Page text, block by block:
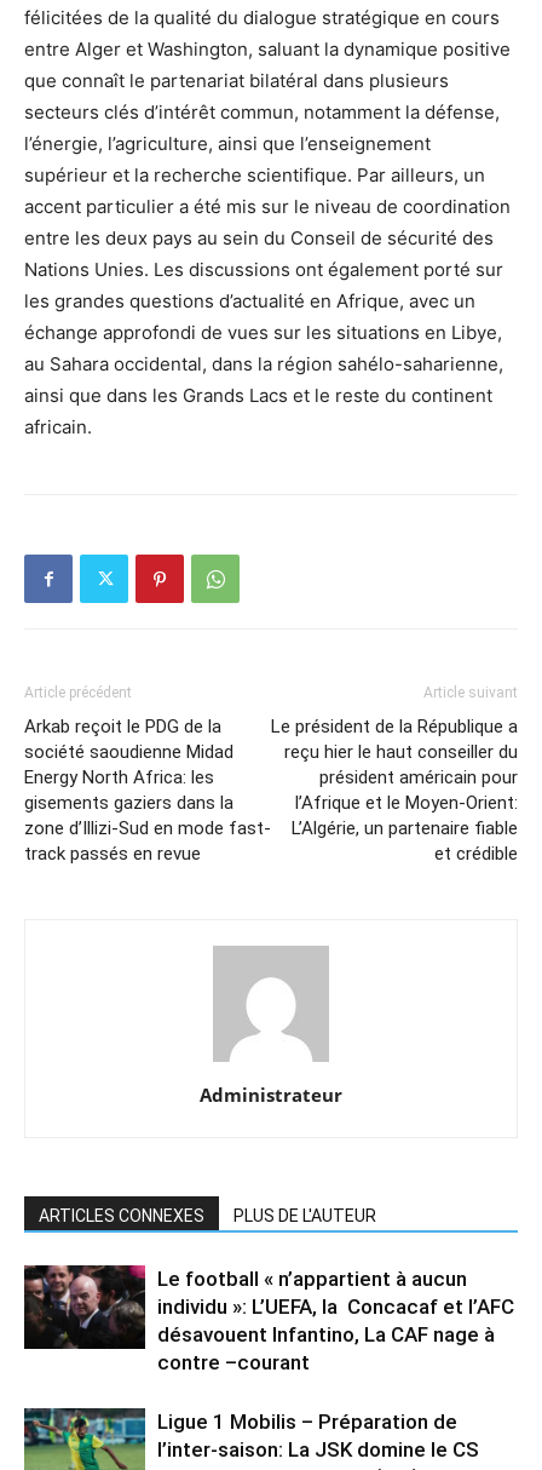
félicitées de la qualité du dialogue stratégique en cours
entre Alger et Washington, saluant la dynamique positive
que connaît le partenariat bilatéral dans plusieurs
secteurs clés d’intérêt commun, notamment la défense,
l’énergie, l’agriculture, ainsi que l’enseignement
supérieur et la recherche scientifique. Par ailleurs, un
accent particulier a été mis sur le niveau de coordination
entre les deux pays au sein du Conseil de sécurité des
Nations Unies. Les discussions ont également porté sur
les grandes questions d’actualité en Afrique, avec un
échange approfondi de vues sur les situations en Libye,
au Sahara occidental, dans la région sahélo-saharienne,
ainsi que dans les Grands Lacs et le reste du continent
africain.
Article précédent
Arkab reçoit le PDG de la
société saoudienne Midad
Energy North Africa: les
gisements gaziers dans la
zone d’Illizi-Sud en mode fast-
track passés en revue
Article suivant
Le président de la République a
reçu hier le haut conseiller du
président américain pour
l’Afrique et le Moyen-Orient:
L’Algérie, un partenaire fiable
et crédible
Administrateur
ARTICLES CONNEXES PLUS DE L'AUTEUR
Le football « n’appartient à aucun
individu »: L’UEFA, la Concacaf et l’AFC
désavouent Infantino, La CAF nage à
contre –courant
Ligue 1 Mobilis – Préparation de
l’inter-saison: La JSK domine le CS